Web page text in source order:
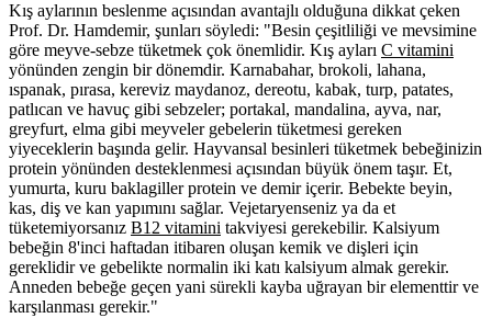
Kış aylarının beslenme açısından avantajlı olduğuna dikkat çeken
Prof. Dr. Hamdemir, şunları söyledi: "Besin çeşitliliği ve mevsimine
göre meyve-sebze tüketmek çok önemlidir. Kış ayları C vitamini
yönünden zengin bir dönemdir. Karnabahar, brokoli, lahana,
ıspanak, pırasa, kereviz maydanoz, dereotu, kabak, turp, patates,
patlıcan ve havuç gibi sebzeler; portakal, mandalina, ayva, nar,
greyfurt, elma gibi meyveler gebelerin tüketmesi gereken
yiyeceklerin başında gelir. Hayvansal besinleri tüketmek bebeğinizin
protein yönünden desteklenmesi açısından büyük önem taşır. Et,
yumurta, kuru baklagiller protein ve demir içerir. Bebekte beyin,
kas, diş ve kan yapımını sağlar. Vejetaryenseniz ya da et
tüketemiyorsanız B12 vitamini takviyesi gerekebilir. Kalsiyum
bebeğin 8'inci haftadan itibaren oluşan kemik ve dişleri için
gereklidir ve gebelikte normalin iki katı kalsiyum almak gerekir.
Anneden bebeğe geçen yani sürekli kayba uğrayan bir elementtir ve
karşılanması gerekir."